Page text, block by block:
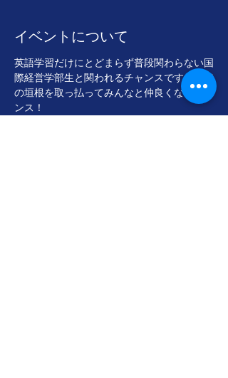
イベントについて
英語学習だけにとどまらず普段関わらない国
際経営学部生と関われるチャンスです。学年
の垣根を取っ払ってみんなと仲良くなるチャ
ンス！